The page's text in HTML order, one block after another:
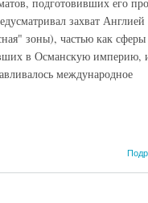
захват Англией
зоны), частью как сферы
в Османскую империю,
международное